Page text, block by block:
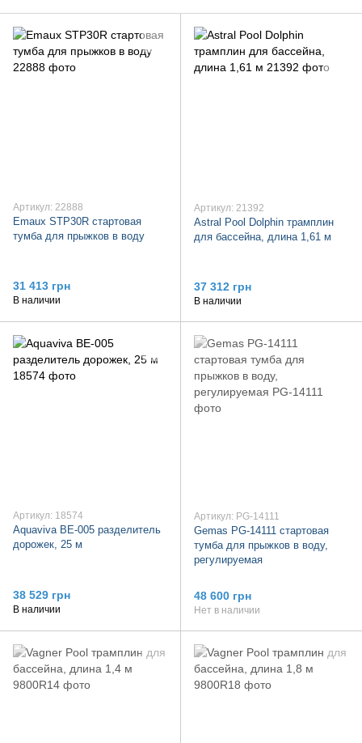
Артикул: 22888
Emaux STP30R стартовая
тумба для прыжков в воду
31 413 грн
В наличии
Артикул: 21392
Astral Pool Dolphin трамплин
для бассейна, длина 1,61 м
37 312 грн
В наличии
Артикул: 18574
Aquaviva BE-005 разделитель
дорожек, 25 м
38 529 грн
В наличии
Артикул: PG-14111
Gemas PG-14111 стартовая
тумба для прыжков в воду,
регулируемая
48 600 грн
Нет в наличии